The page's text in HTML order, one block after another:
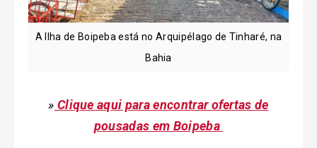
A Ilha de Boipeba está no Arquipélago de Tinharé, na
Bahia
» Clique aqui para encontrar ofertas de
pousadas em Boipeba